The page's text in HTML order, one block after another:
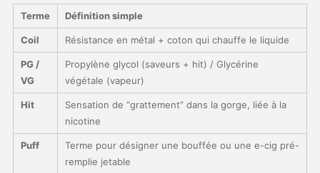
Terme Définition simple
Coil Résistance en métal + coton qui chauffe le liquide
PG /
VG
Propylène glycol (saveurs + hit) / Glycérine
végétale (vapeur)
Hit
Sensation de “grattement” dans la gorge, liée à la
nicotine
Puff
Terme pour désigner une bouffée ou une e-cig pré-
remplie jetable